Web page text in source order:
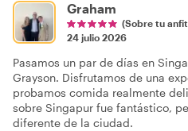
Graham
(Sobre tu
24 julio 2026
Pasamos un par de días en
Grayson. Disfrutamos de una
probamos comida realmente
sobre Singapur fue fantástico,
diferente de la ciudad.